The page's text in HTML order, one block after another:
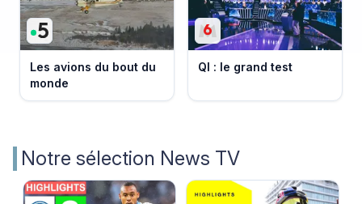
Les avions du bout du
monde
QI : le grand test
Notre sélection News TV